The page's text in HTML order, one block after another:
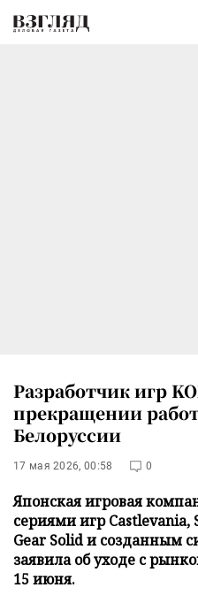
Разработчик игр
прекращении
Белоруссии
17 мая 2026, 00:58 0
Японская игровая
сериями игр
Gear Solid и созданным
заявила об уходе с
15 июня.